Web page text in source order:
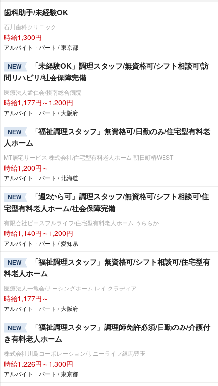
歯科助手/未経験OK
石川歯科クリニック
時給1,300円
アルバイト・パート / 東京都
NEW
「未経験OK」調理スタッフ/無資格可/シフト相談可/訪
問リハビリ/社会保障完備
医療法人孟仁会/摂南総合病院
時給1,177円～1,200円
アルバイト・パート / 大阪府
NEW
「福祉調理スタッフ」無資格可/日勤のみ/住宅型有料老
人ホーム
MT居宅サービス 株式会社/住宅型有料老人ホーム 朝日町椿WEST
時給1,200円～
アルバイト・パート / 北海道
NEW
「週2から可」調理スタッフ/無資格可/シフト相談可/住
宅型有料老人ホーム/社会保障完備
有限会社ピースフルライフ/住宅型有料老人ホーム うららか
時給1,140円～1,200円
アルバイト・パート / 愛知県
NEW
「福祉調理スタッフ」無資格可/シフト相談可/住宅型有
料老人ホーム
医療法人一亀会/ナーシングホーム レイ クラディア
時給1,177円～
アルバイト・パート / 大阪府
NEW
「福祉調理スタッフ」調理師免許必須/日勤のみ/介護付
き有料老人ホーム
株式会社川島コーポレーション/サニーライフ練馬豊玉
時給1,226円～1,300円
アルバイト・パート / 東京都